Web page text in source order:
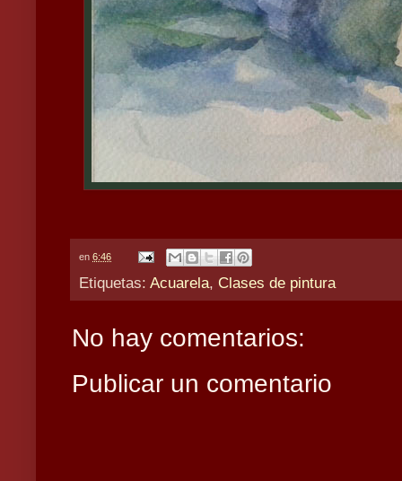
en 6:46
Etiquetas: Acuarela, Clases de pintura
No hay comentarios:
Publicar un comentario